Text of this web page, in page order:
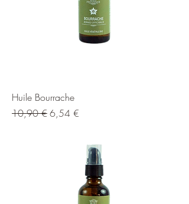
Huile Bourrache
Prix original
10,90 €Prix promotionnel
6,54 €